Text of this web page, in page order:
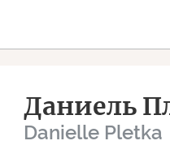
Даниель
Danielle Pletka